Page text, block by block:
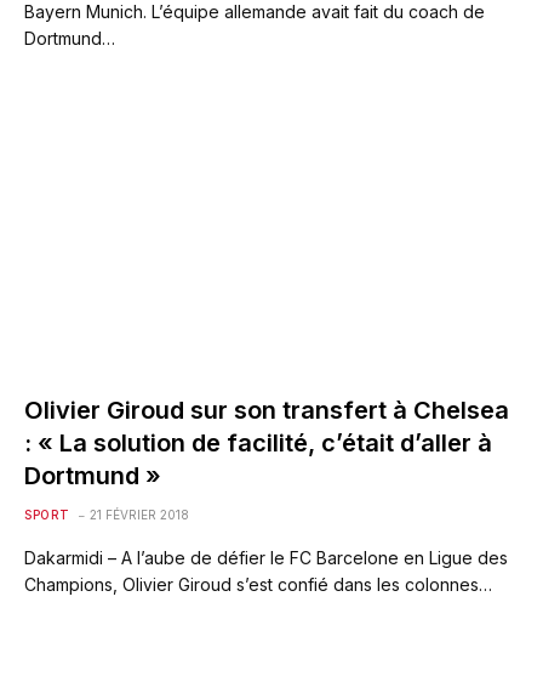
Bayern Munich. L’équipe allemande avait fait du coach de
Dortmund…
Olivier Giroud sur son transfert à Chelsea
: « La solution de facilité, c’était d’aller à
Dortmund »
SPORT 21 FÉVRIER 2018
Dakarmidi – A l’aube de défier le FC Barcelone en Ligue des
Champions, Olivier Giroud s’est confié dans les colonnes…